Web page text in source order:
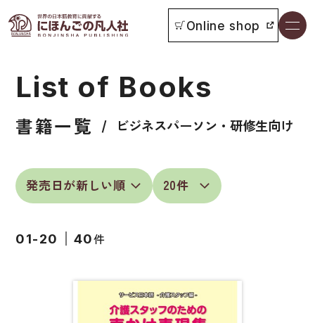
書籍一覧
お知らせ
イベント
教科書採用について
書籍の内容について
Online shop
本をさがす
日本語学習者用教科書
総合教科書
留学生向け専門分野
List of Books
書籍一覧 ビジネスパーソン・研修生向け
01-20 40件